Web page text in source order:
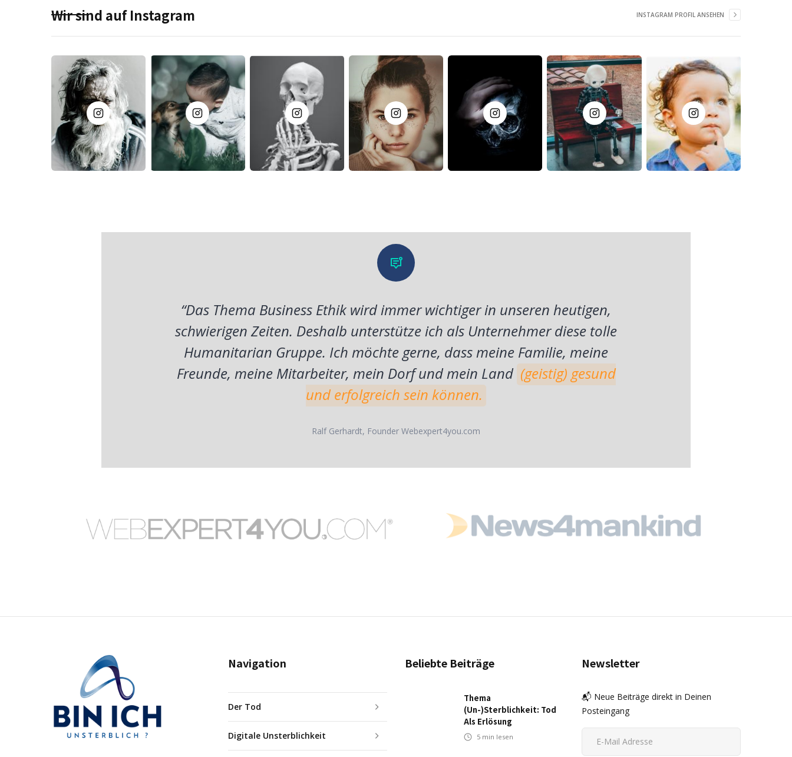
Wir sind auf Instagram INSTAGRAM PROFIL ANSEHEN
“Das Thema Business Ethik wird immer wichtiger in unseren heutigen,
schwierigen Zeiten. Deshalb unterstütze ich als Unternehmer diese tolle
Humanitarian Gruppe. Ich möchte gerne, dass meine Familie, meine
Freunde, meine Mitarbeiter, mein Dorf und mein Land (geistig) gesund
und erfolgreich sein können.
Ralf Gerhardt, Founder Webexpert4you.com
Navigation
Der Tod
Digitale Unsterblichkeit
Beliebte Beiträge
Thema
(Un-)Sterblichkeit: Tod
Als Erlösung
5 min lesen
Newsletter
📬 Neue Beiträge direkt in Deinen
Posteingang